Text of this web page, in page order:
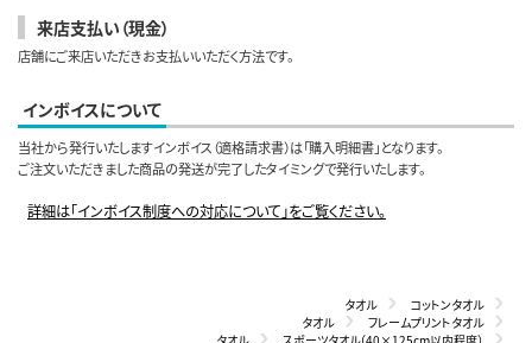
来店支払い（現金）
店舗にご来店いただきお支払いいただく方法です。
インボイスについて
当社から発行いたしますインボイス（適格請求書）は「購入明細書」となります。
ご注文いただきました商品の発送が完了したタイミングで発行いたします。
詳細は「インボイス制度への対応について」をご覧ください。
タオル
コットンタオル
タオル
フレームプリントタオル